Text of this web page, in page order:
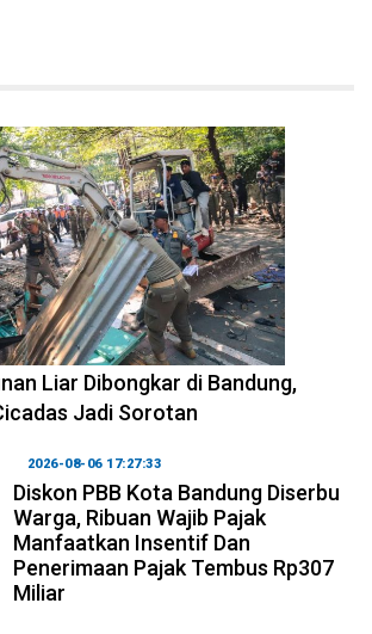
Liar Dibongkar di Bandung,
Jadi Sorotan
2026-08-06 17:27:33
Diskon PBB Kota Bandung Diserbu
Warga, Ribuan Wajib Pajak
Manfaatkan Insentif Dan
Penerimaan Pajak Tembus Rp307
Miliar